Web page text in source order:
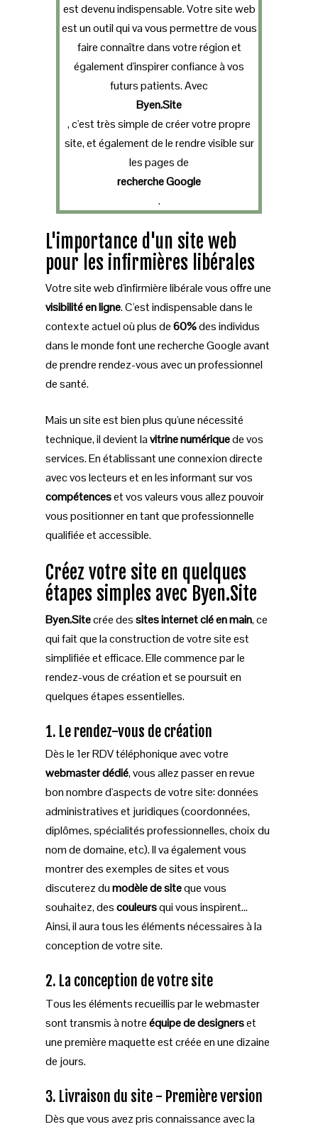
est devenu indispensable. Votre site web
est un outil qui va vous permettre de vous
faire connaître dans votre région et
également d'inspirer confiance à vos
futurs patients. Avec
Byen.Site
, c'est très simple de créer votre propre
site, et également de le rendre visible sur
les pages de
recherche Google
.
L'importance d'un site web
pour les infirmières libérales
Votre site web d'infirmière libérale vous offre une
visibilité en ligne. C'est indispensable dans le
contexte actuel où plus de60%des individus
dans le monde font une recherche Google avant
de prendre rendez-vous avec un professionnel
de santé.
Mais un site est bien plus qu'une nécessité
technique, il devient lavitrine numériquede vos
services. En établissant une connexion directe
avec vos lecteurs et en les informant sur vos
compétenceset vos valeurs vous allez pouvoir
vous positionner en tant que professionnelle
qualifiée et accessible.
Créez votre site en quelques
étapes simples avec Byen.Site
Byen.Sitecrée dessites internet clé en main, ce
qui fait que la construction de votre site est
simplifiée et efficace. Elle commence par le
rendez-vous de création et se poursuit en
quelques étapes essentielles.
1. Le rendez-vous de création
Dès le 1er RDV téléphonique avec votre
webmaster dédié, vous allez passer en revue
bon nombre d'aspects de votre site: données
administratives et juridiques (coordonnées,
diplômes, spécialités professionnelles, choix du
nom de domaine, etc). ll va également vous
montrer des exemples de sites et vous
discuterez dumodèle de siteque vous
souhaitez, descouleursqui vous inspirent…
Ainsi, il aura tous les éléments nécessaires à la
conception de votre site.
2. La conception de votre site
Tous les éléments recueillis par le webmaster
sont transmis à notreéquipe de designerset
une première maquette est créée en une dizaine
de jours.
3. Livraison du site - Première version
Dès que vous avez pris connaissance avec la